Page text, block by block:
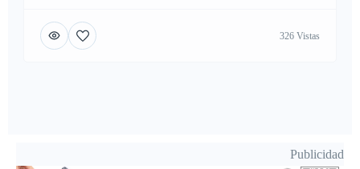
326 Vistas
Publicidad